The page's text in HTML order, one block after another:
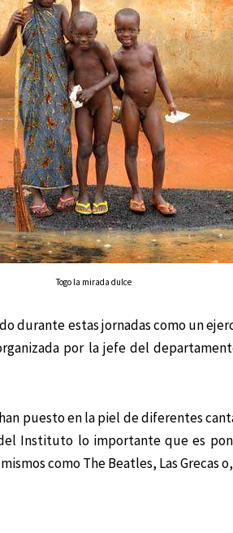
Togo la mirada dulce
durante estas jornadas como un
por la jefe del
han puesto en la piel de diferentes
Instituto lo importante que es
como The Beatles, Las Grecas